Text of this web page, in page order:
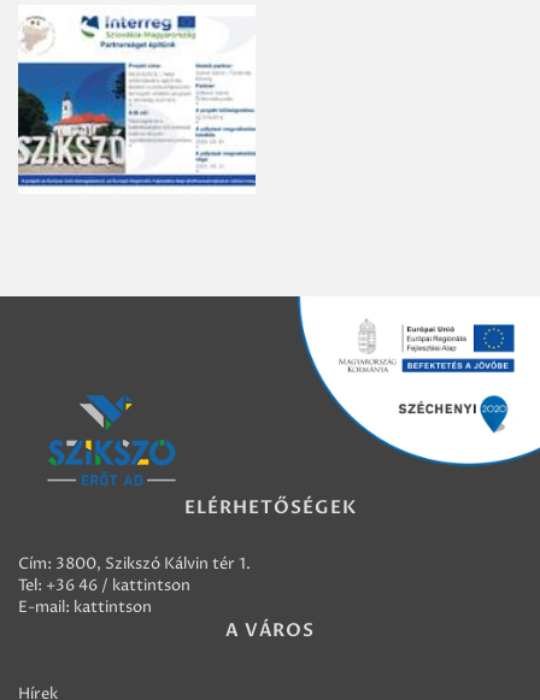
ELÉRHETŐSÉGEK
Cím: 3800, Szikszó Kálvin tér 1.
Tel: +36 46 / kattintson
E-mail: kattintson
A VÁROS
Hírek